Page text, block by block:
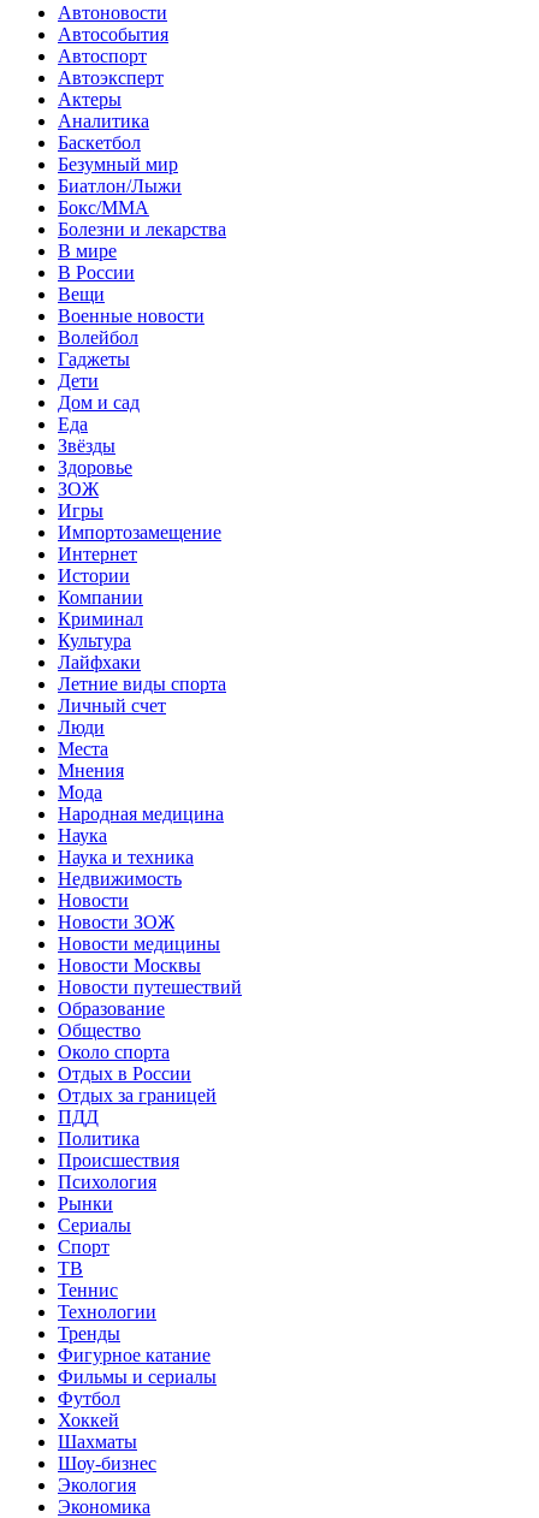
Автоновости
Автособытия
Автоспорт
Автоэксперт
Актеры
Аналитика
Баскетбол
Безумный мир
Биатлон/Лыжи
Бокс/MMA
Болезни и лекарства
В мире
В России
Вещи
Военные новости
Волейбол
Гаджеты
Дети
Дом и сад
Еда
Звёзды
Здоровье
ЗОЖ
Игры
Импортозамещение
Интернет
Истории
Компании
Криминал
Культура
Лайфхаки
Летние виды спорта
Личный счет
Люди
Места
Мнения
Мода
Народная медицина
Наука
Наука и техника
Недвижимость
Новости
Новости ЗОЖ
Новости медицины
Новости Москвы
Новости путешествий
Образование
Общество
Около спорта
Отдых в России
Отдых за границей
ПДД
Политика
Происшествия
Психология
Рынки
Сериалы
Спорт
ТВ
Теннис
Технологии
Тренды
Фигурное катание
Фильмы и сериалы
Футбол
Хоккей
Шахматы
Шоу-бизнес
Экология
Экономика